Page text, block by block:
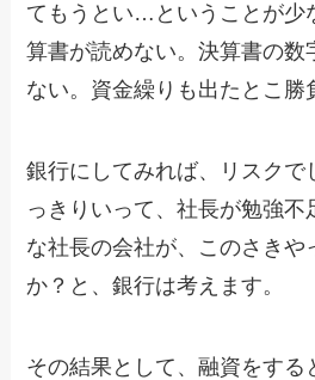
てもうとい…ということが少
算書が読めない。決算書の数
ない。資金繰りも出たとこ勝
銀行にしてみれば、リスクで
っきりいって、社長が勉強不
な社長の会社が、このさきや
か？と、銀行は考えます。
その結果として、融資をする